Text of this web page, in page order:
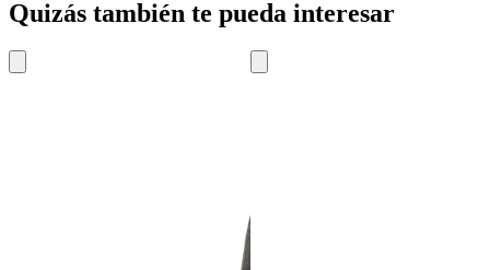
Quizás también te pueda interesar